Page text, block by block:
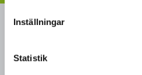
Inställningar
Statistik
MÄSTER GRÖN
Sveriges i särklass största,
kruk- och utplanteringsväxter.